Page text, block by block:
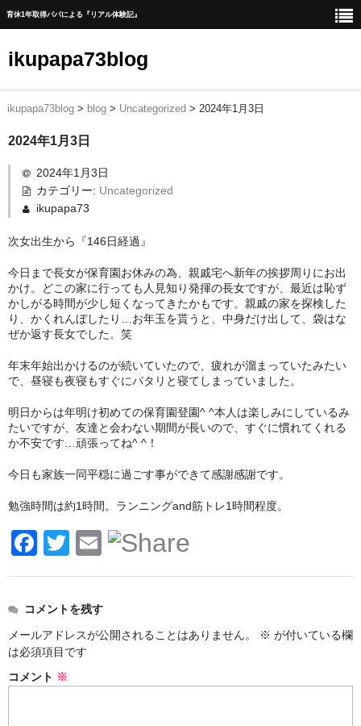
育休1年取得パパによる『リアル体験記』
ikupapa73blog
ホーム
blog
1年間の育児休暇取得までの道のり
育児休暇中の一日の流れ
育児休暇中に育児以外で実施したこと
育児休暇中に家事時短、育児に貢献した家電一覧
赤ちゃんの1人ねんね方法
お問い合わせ
プライバシーポリシー
ikupapa73blog > blog > Uncategorized > 2024年1月3日
2024年1月3日
2024年1月3日
カテゴリー: Uncategorized
ikupapa73
次女出生から『146日経過』
今日まで長女が保育園お休みの為、親戚宅へ新年の挨拶周りにお出
かけ。どこの家に行っても人見知り発揮の長女ですが、最近は恥ず
かしがる時間が少し短くなってきたかもです。親戚の家を探検した
り、かくれんぼしたり…お年玉を貰うと、中身だけ出して、袋はな
ぜか返す長女でした。笑
年末年始出かけるのが続いていたので、疲れが溜まっていたみたい
で、昼寝も夜寝もすぐにパタリと寝てしまっていました。
明日からは年明け初めての保育園登園^ ^本人は楽しみにしているみ
たいですが、友達と会わない期間が長いので、すぐに慣れてくれる
か不安です…頑張ってね^ ^！
今日も家族一同平穏に過ごす事ができて感謝感謝です。
勉強時間は約1時間。ランニングand筋トレ1時間程度。
F
a
e
b
o
T
wi
er
E
m
コメントを残す
メールアドレスが公開されることはありません。
※ が付いている欄
は必須項目です
コメント ※